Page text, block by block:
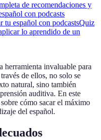
de recomendaciones y
con podcasts
tu español con podcastsQuiz
lo aprendido de un
herramienta invaluable para
de ellos, no solo se
natural, sino también
auditiva. En este
cómo sacar el máximo
del español.